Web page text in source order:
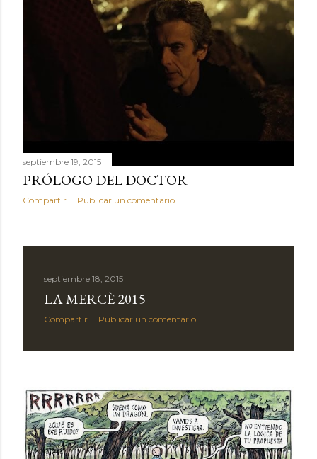
septiembre 19, 2015
PRÓLOGO DEL DOCTOR
Compartir Publicar un comentario
septiembre 18, 2015
LA MERCÈ 2015
Compartir Publicar un comentario